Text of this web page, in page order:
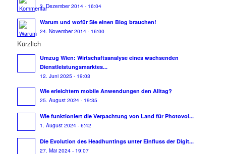
3. Dezember 2014 - 16:04
Warum und wofür Sie einen Blog brauchen!
24. November 2014 - 16:00
Kürzlich
Umzug Wien: Wirtschaftsanalyse eines wachsenden
Dienstleistungsmarktes...
12. Juni 2025 - 19:03
Wie erleichtern mobile Anwendungen den Alltag?
25. August 2024 - 19:35
Wie funktioniert die Verpachtung von Land für Photovol...
1. August 2024 - 6:42
Die Evolution des Headhuntings unter Einfluss der Digit...
27. Mai 2024 - 19:07